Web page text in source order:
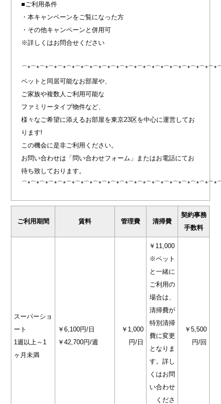
■ご利用条件
・本キャンペーンをご覧になった方
・その他キャンペーンと併用可
※詳しくはお問合せください
ペットと同居可能なお部屋や、
ご家族や複数人ご利用可能な
ファミリータイプ物件など、
様々なご希望に添えるお部屋を東京23区を中心に運営してお
ります!
この機会に是非ご利用ください。
お問い合わせは「問い合わせフォーム」またはお電話にてお
待ち致しております。
ご利用期間 賃料 管理費 清掃費
契約事務
手数料
スーパーショ
ート
1週以上～1
ヶ月未満
￥6,100円/日
￥42,700円/週
￥1,000
円/日
￥11,000
※ペット
と一緒に
ご利用の
場合は、
清掃費が
特別清掃
費に変更
となりま
す。詳し
くはお問
い合わせ
くださ
￥5,500
円/回